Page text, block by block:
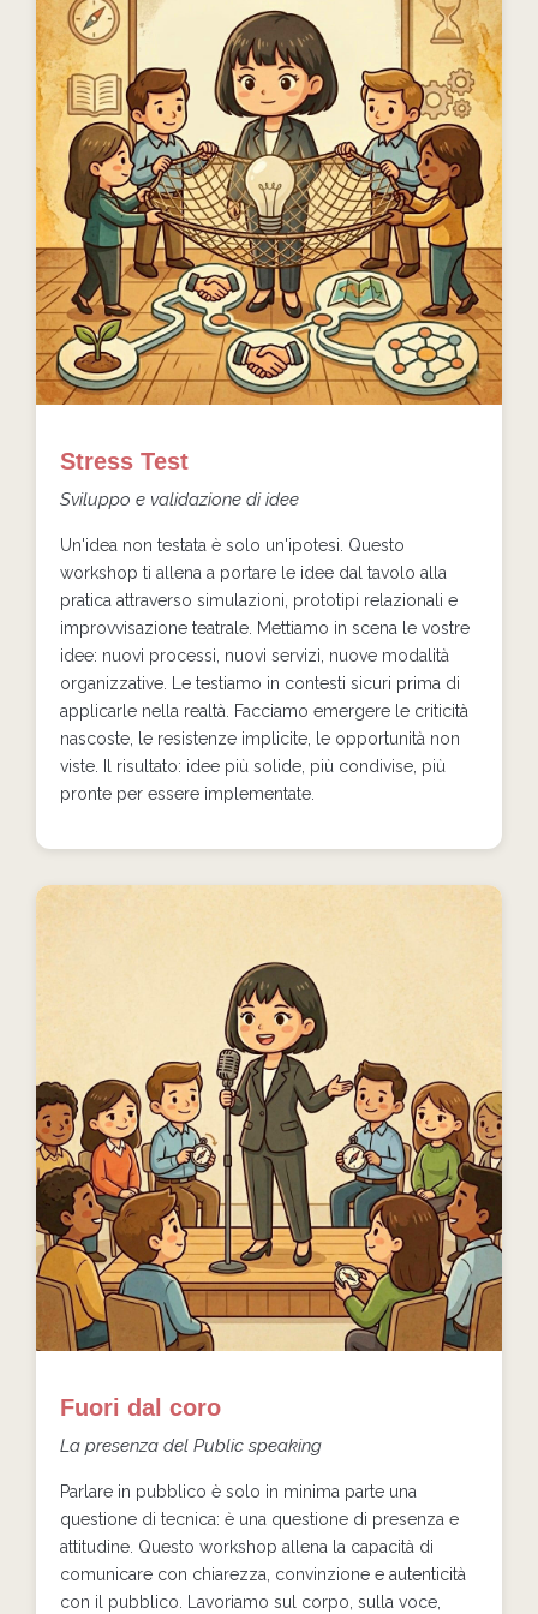
Stress Test
Sviluppo e validazione di idee
Un'idea non testata è solo un'ipotesi. Questo
workshop ti allena a portare le idee dal tavolo alla
pratica attraverso simulazioni, prototipi relazionali e
improvvisazione teatrale. Mettiamo in scena le vostre
idee: nuovi processi, nuovi servizi, nuove modalità
organizzative. Le testiamo in contesti sicuri prima di
applicarle nella realtà. Facciamo emergere le criticità
nascoste, le resistenze implicite, le opportunità non
viste. Il risultato: idee più solide, più condivise, più
pronte per essere implementate.
Fuori dal coro
La presenza del Public speaking
Parlare in pubblico è solo in minima parte una
questione di tecnica: è una questione di presenza e
attitudine. Questo workshop allena la capacità di
comunicare con chiarezza, convinzione e autenticità
con il pubblico. Lavoriamo sul corpo, sulla voce,